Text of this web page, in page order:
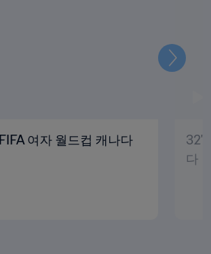
여자 월드컵 캐나다
32'
다
다
음